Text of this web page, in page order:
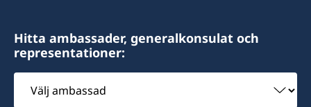
Honorärkonsul
Mr Moshe Krispin
Consulate of Sweden
2 Kikar Chayat
Haifa 31334
Israel
Hitta ambassader, generalkonsulat och
representationer:
Välj
ambassad